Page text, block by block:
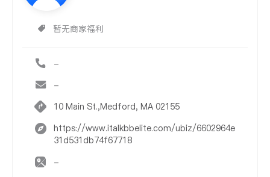
暂无商家福利
-
-
10 Main St.,Medford, MA 02155
https://www.italkbbelite.com/ubiz/6602964e
31d531db74f67718
-